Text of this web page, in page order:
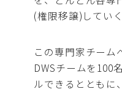
(権限移譲)していく
この専門家チーム
DWSチームを100
ルできるとともに